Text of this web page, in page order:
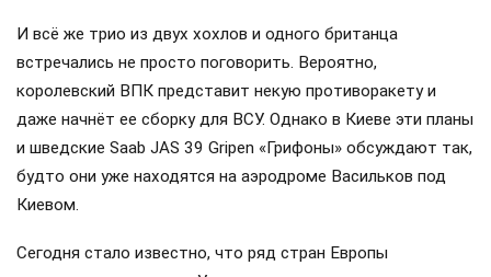
И всё же трио из двух хохлов и одного британца
встречались не просто поговорить. Вероятно,
королевский ВПК представит некую противоракету и
даже начнёт ее сборку для ВСУ. Однако в Киеве эти планы
и шведские Saab JAS 39 Gripen «Грифоны» обсуждают так,
будто они уже находятся на аэродроме Васильков под
Киевом.
Сегодня стало известно, что ряд стран Европы